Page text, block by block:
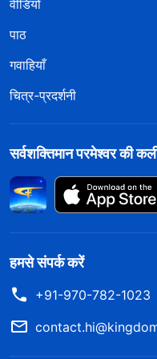
वीडियो
पाठ
गवाहियाँ
चित्र-प्रदर्शनी
सर्वशक्तिमान परमेश्वर की
हमसे संपर्क करें
+91-970-782-1023